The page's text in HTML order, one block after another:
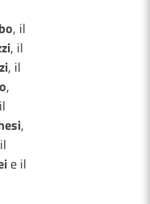
, il
, il
, il
,
,
e il